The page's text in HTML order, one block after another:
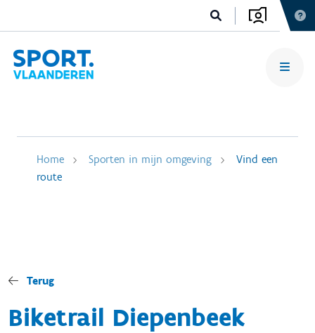
Home Sporten in mijn omgeving
Vind een
route
Terug
Biketrail Diepenbeek